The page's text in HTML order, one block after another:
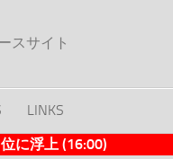
スサイト
LINKS
に浮上 (16:00)